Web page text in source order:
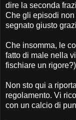
dire la seconda
Che gli episodi non
segnato giusto
Che insomma, le
fatto di male nella
fischiare un rigore?)
Non sto qui a
regolamento. Vi
con un calcio di